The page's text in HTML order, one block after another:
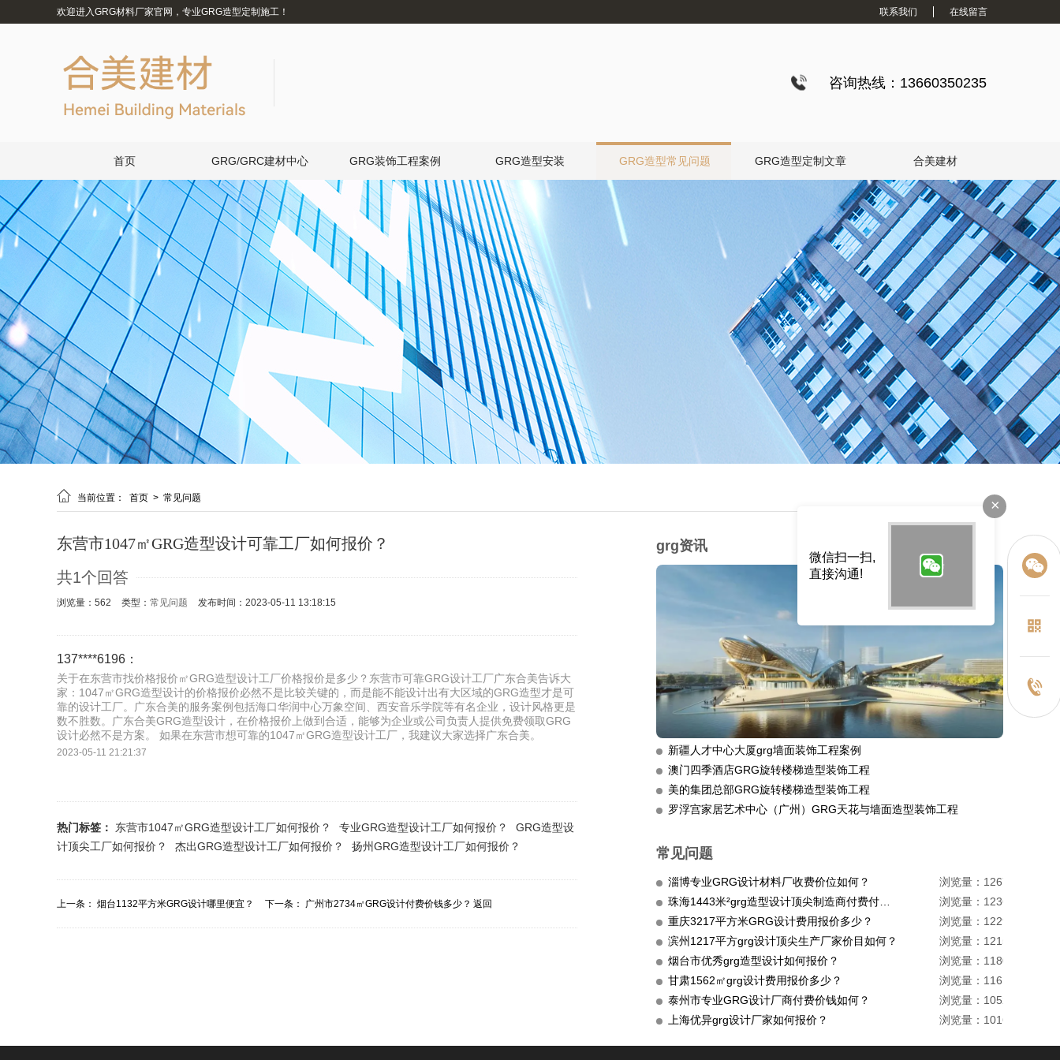
欢迎进入GRG材料厂家官网，专业GRG造型定制施工！ 联系我们 在线留言
咨询热线：13660350235
首页 GRG/GRC建材中心 GRG装饰工程案例 GRG造型安装 GRG造型常见问题 GRG造型定制文章 合美建材
 当前位置： 首页 > 常见问题
东营市1047㎡GRG造型设计可靠工厂如何报价？
共1个回答
浏览量：562 类型： 常见问题 发布时间：2023-05-11 13:18:15
137****6196：
关于在东营市找价格报价㎡GRG造型设计工厂价格报价是多少？东营市可靠GRG设计工厂广东合美告诉大
家：1047㎡GRG造型设计的价格报价必然不是比较关键的，而是能不能设计出有大区域的GRG造型才是可
靠的设计工厂。广东合美的服务案例包括海口华润中心万象空间、西安音乐学院等有名企业，设计风格更是
数不胜数。广东合美GRG造型设计，在价格报价上做到合适，能够为企业或公司负责人提供免费领取GRG
设计必然不是方案。 如果在东营市想可靠的1047㎡GRG造型设计工厂，我建议大家选择广东合美。
2023-05-11 21:21:37
热门标签： 东营市1047㎡GRG造型设计工厂如何报价？ 专业GRG造型设计工厂如何报价？
GRG造型设
计顶尖工厂如何报价？
杰出GRG造型设计工厂如何报价？ 扬州GRG造型设计工厂如何报价？
上一条： 烟台1132平方米GRG设计哪里便宜？ 下一条： 广州市2734㎡GRG设计付费价钱多少？ 返回
grg资讯
新疆人才中心大厦grg墙面装饰工程案例
澳门四季酒店GRG旋转楼梯造型装饰工程
美的集团总部GRG旋转楼梯造型装饰工程
罗浮宫家居艺术中心（广州）GRG天花与墙面造型装饰工程
常见问题
淄博专业GRG设计材料厂收费价位如何？
浏览量：1267
浏览量：1236
重庆3217平方米GRG设计费用报价多少？
浏览量：1229
滨州1217平方grg设计顶尖生产厂家价目如何？
浏览量：1215
烟台市优秀grg造型设计如何报价？
浏览量：1180
甘肃1562㎡grg设计费用报价多少？
浏览量：1161
泰州市专业GRG设计厂商付费价钱如何？
浏览量：1052
上海优异grg设计厂家如何报价？
浏览量：1016
×
微信扫一扫,
直接沟通!